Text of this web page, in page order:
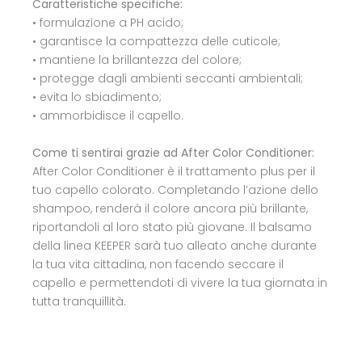
Caratteristiche specifiche:
• formulazione a PH acido;
• garantisce la compattezza delle cuticole;
• mantiene la brillantezza del colore;
• protegge dagli ambienti seccanti ambientali;
• evita lo sbiadimento;
• ammorbidisce il capello.
Come ti sentirai grazie ad After Color Conditioner:
After Color Conditioner è il trattamento plus per il
tuo capello colorato. Completando l’azione dello
shampoo, renderà il colore ancora più brillante,
riportandoli al loro stato più giovane. Il balsamo
della linea KEEPER sarà tuo alleato anche durante
la tua vita cittadina, non facendo seccare il
capello e permettendoti di vivere la tua giornata in
tutta tranquillità.